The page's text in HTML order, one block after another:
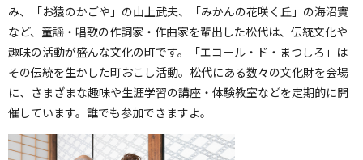
み、「お猿のかごや」の山上武夫、「みかんの花咲く丘」の海沼實
など、童謡・唱歌の作詞家・作曲家を輩出した松代は、伝統文化や
趣味の活動が盛んな文化の町です。「エコール・ド・まつしろ」は
その伝統を生かした町おこし活動。松代にある数々の文化財を会場
に、さまざまな趣味や生涯学習の講座・体験教室などを定期的に開
催しています。誰でも参加できますよ。